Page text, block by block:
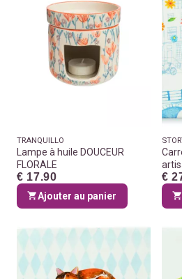
TRANQUILLO
Lampe à huile DOUCEUR
FLORALE
€ 17.90
Ajouter au panier
€